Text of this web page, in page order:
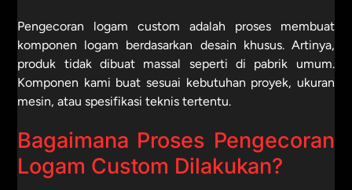
Pengecoran logam custom adalah proses membuat
komponen logam berdasarkan desain khusus. Artinya,
produk tidak dibuat massal seperti di pabrik umum.
Komponen kami buat sesuai kebutuhan proyek, ukuran
mesin, atau spesifikasi teknis tertentu.
Bagaimana Proses Pengecoran
Logam Custom Dilakukan?